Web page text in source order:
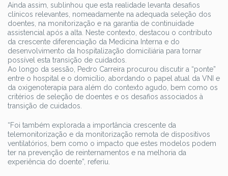
Ainda assim, sublinhou que esta realidade levanta desafios
clínicos relevantes, nomeadamente na adequada seleção dos
doentes, na monitorização e na garantia de continuidade
assistencial após a alta. Neste contexto, destacou o contributo
da crescente diferenciação da Medicina Interna e do
desenvolvimento da hospitalização domiciliária para tornar
possível esta transição de cuidados.
Ao longo da sessão, Pedro Carreira procurou discutir a “ponte”
entre o hospital e o domicílio, abordando o papel atual da VNI e
da oxigenoterapia para além do contexto agudo, bem como os
critérios de seleção de doentes e os desafios associados à
transição de cuidados.
“Foi também explorada a importância crescente da
telemonitorização e da monitorização remota de dispositivos
ventilatórios, bem como o impacto que estes modelos podem
ter na prevenção de reinternamentos e na melhoria da
experiência do doente”, referiu.